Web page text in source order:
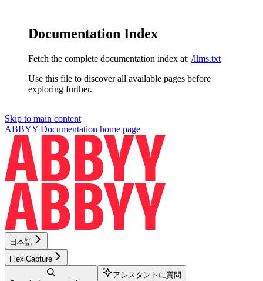
Documentation Index
Fetch the complete documentation index at: /llms.txt
Use this file to discover all available pages before
exploring further.
Skip to main content
ABBYY Documentation home page
日本語
FlexiCapture
アシスタントに質問